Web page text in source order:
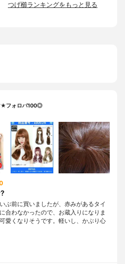
つげ櫛ランキングをもっと見る
★フォロバ100◎
ぶ前に買いましたが、赤みがあるタイ
合わなかったので、お蔵入りになりま
愛くなりそうです。軽いし、かぶり心